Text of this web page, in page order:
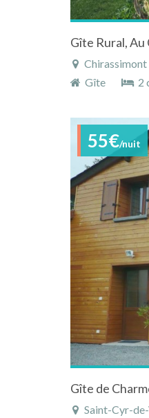
Gîte Rural, Au
Chirassimont
Gîte
2
55€/nuit
Gîte de
Saint-Cyr-de-